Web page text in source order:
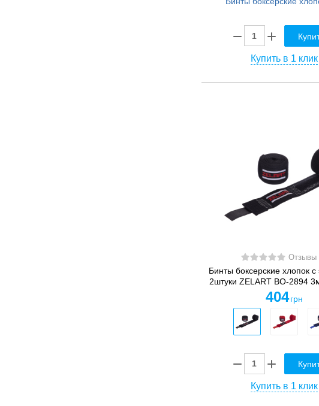
Купить в 1 клик
Отзывы
Бинты боксерские хлопок с
2штуки ZELART BO-2894 3м
404 грн
Купить в 1 клик